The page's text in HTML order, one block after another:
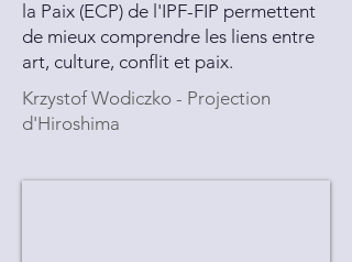
la Paix (ECP) de l'IPF-FIP permettent
de mieux comprendre les liens entre
art, culture, conflit et paix.
Krzystof Wodiczko - Projection
d'Hiroshima